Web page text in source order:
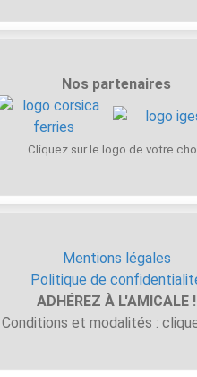
Nos partenaires
Cliquez sur le logo de votre
Mentions légales
Politique de
ADHÉREZ À L'AMICALE !
Conditions et modalités :